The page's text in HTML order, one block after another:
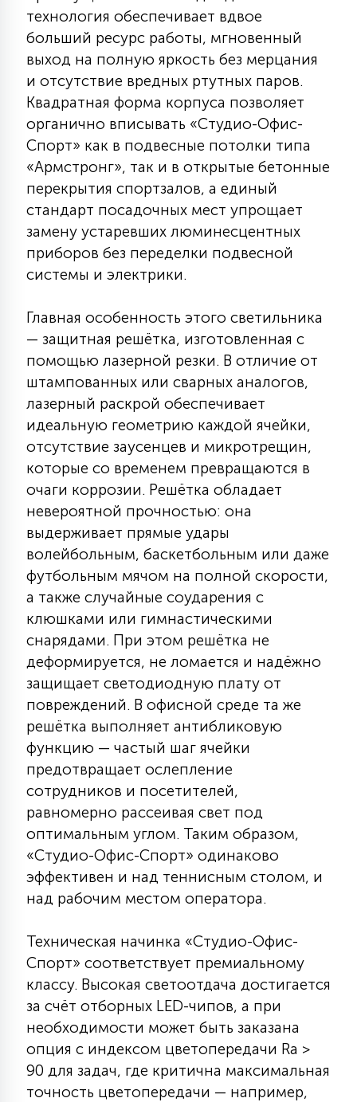
УПРАВЛЕНИЕ СВЕТОМ
КОМПЛЕКТУЮЩИЕ
СТЕКЛЯННЫЕ
ПОДВЕСНЫЕ
НАПОЛЬНЫЕ
НАСТЕННЫЕ
С УПРАВЛЕНИЕМ
АКСЕССУАРЫ
технология обеспечивает вдвое
больший ресурс работы, мгновенный
выход на полную яркость без мерцания
и отсутствие вредных ртутных паров.
Квадратная форма корпуса позволяет
органично вписывать «Студио-Офис-
Спорт» как в подвесные потолки типа
«Армстронг», так и в открытые бетонные
перекрытия спортзалов, а единый
стандарт посадочных мест упрощает
замену устаревших люминесцентных
приборов без переделки подвесной
системы и электрики.
Главная особенность этого светильника
— защитная решётка, изготовленная с
помощью лазерной резки. В отличие от
штампованных или сварных аналогов,
лазерный раскрой обеспечивает
идеальную геометрию каждой ячейки,
отсутствие заусенцев и микротрещин,
которые со временем превращаются в
очаги коррозии. Решётка обладает
невероятной прочностью: она
выдерживает прямые удары
волейбольным, баскетбольным или даже
футбольным мячом на полной скорости,
а также случайные соударения с
клюшками или гимнастическими
снарядами. При этом решётка не
деформируется, не ломается и надёжно
защищает светодиодную плату от
повреждений. В офисной среде та же
решётка выполняет антибликовую
функцию — частый шаг ячейки
предотвращает ослепление
сотрудников и посетителей,
равномерно рассеивая свет под
оптимальным углом. Таким образом,
«Студио-Офис-Спорт» одинаково
эффективен и над теннисным столом, и
над рабочим местом оператора.
Техническая начинка «Студио-Офис-
Спорт» соответствует премиальному
классу. Высокая светоотдача достигается
за счёт отборных LED-чипов, а при
необходимости может быть заказана
опция с индексом цветопередачи Ra >
90 для задач, где критична максимальная
точность цветопередачи — например,